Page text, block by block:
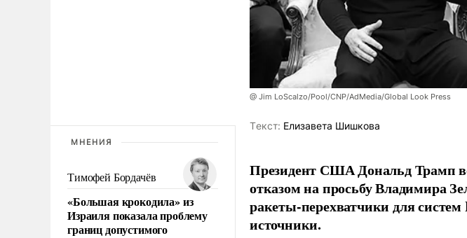
МНЕНИЯ
Тимофей Бордачёв
«Большая крокодила» из
Израиля показала проблему
границ допустимого
@ Jim LoScalzo/Pool/CNP/AdMedia/Global Look Press
Tекст: Елизавета Шишкова
Президент США Дональд Трамп
отказом на просьбу Владимира
ракеты-перехватчики для
источники.